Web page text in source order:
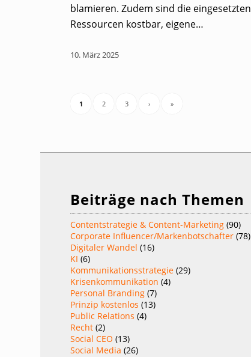
blamieren. Zudem sind die eingesetzten
Ressourcen kostbar, eigene…
10. März 2025
1 2 3 › »
Beiträge nach Themen
Contentstrategie & Content-Marketing (90)
Corporate Influencer/Markenbotschafter (78)
Digitaler Wandel (16)
KI (6)
Kommunikationsstrategie (29)
Krisenkommunikation (4)
Personal Branding (7)
Prinzip kostenlos (13)
Public Relations (4)
Recht (2)
Social CEO (13)
Social Media (26)